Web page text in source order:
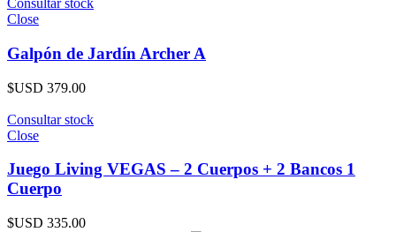
Consultar stock
Close
Galpón de Jardín Archer A
$USD 379.00
Consultar stock
Close
Juego Living VEGAS – 2 Cuerpos + 2 Bancos 1
Cuerpo
$USD 335.00